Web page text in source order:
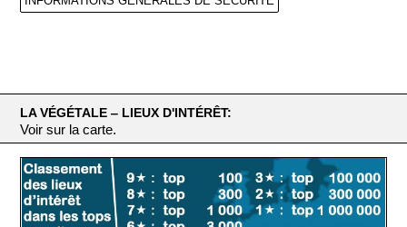
LA VÉGÉTALE ‒ LIEUX D'INTÉRÊT:
Voir sur la carte.